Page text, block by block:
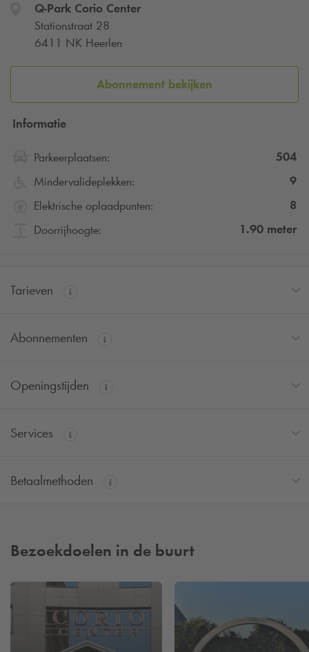
Q-ParkCorio Center
Stationstraat 28
6411 NK Heerlen
Abonnement bekijken
Informatie
Parkeerplaatsen:
504
Mindervalideplekken:
9
Elektrische oplaadpunten:
8
Doorrijhoogte:
1.90 meter
Tarieven
Abonnementen
Openingstijden
Services
Betaalmethoden
Bezoekdoelen in de buurt